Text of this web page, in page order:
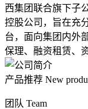
西集团联合旗下子
控股公司，旨在充
台，面向集团内外
保理、融资租赁、
产品推荐 New
团队 Team